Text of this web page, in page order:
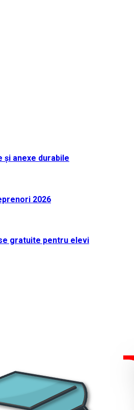
și anexe durabile
2026
gratuite pentru elevi